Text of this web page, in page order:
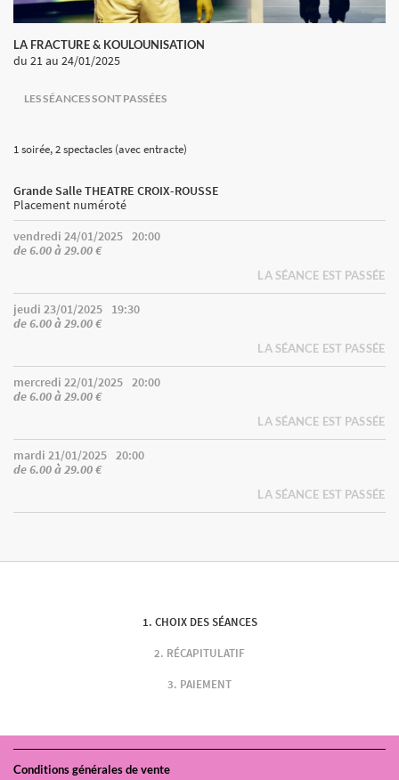
LA FRACTURE & KOULOUNISATION
du 21au 24/01/2025
LES SÉANCES SONT PASSÉES
1 soirée, 2 spectacles (avec entracte)
Grande Salle THEATRE CROIX-ROUSSE
Placement numéroté
vendredi 24/01/2025 20:00
de 6.00 à 29.00 €
LA SÉANCE EST PASSÉE
jeudi 23/01/2025
19:30
de 6.00 à 29.00 €
LA SÉANCE EST PASSÉE
mercredi 22/01/2025 20:00
de 6.00 à 29.00 €
LA SÉANCE EST PASSÉE
mardi 21/01/2025 20:00
de 6.00 à 29.00 €
LA SÉANCE EST PASSÉE
CHOIX DES SÉANCES
RÉCAPITULATIF
PAIEMENT
Conditions générales de vente